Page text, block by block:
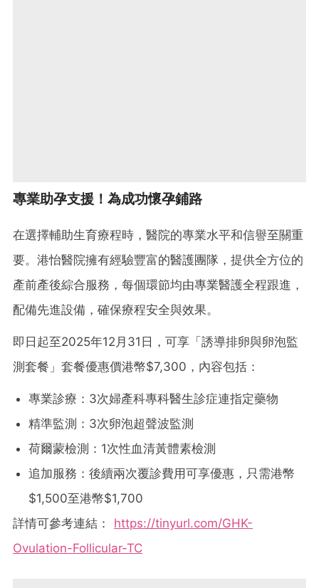
專業助孕支援！為成功懷孕鋪路
在選擇輔助生育療程時，醫院的專業水平和信譽至關重
要。港怡醫院擁有經驗豐富的醫護團隊，提供全方位的
產前產後綜合服務，每個環節均由專業醫護全程跟進，
配備先進設備，確保療程安全與效果。
即日起至2025年12月31日，可享「誘導排卵與卵泡監
測套餐」套餐優惠價港幣$7,300，內容包括：
專業診療：3次婦產科專科醫生診症連指定藥物
精準監測：3次卵泡超聲波監測
荷爾蒙檢測：1次性血清黃體素檢測
追加服務：後續兩次覆診費用可享優惠，只需港幣
$1,500至港幣$1,700
詳情可參考連結： https://tinyurl.com/GHK-
Ovulation-Follicular-TC